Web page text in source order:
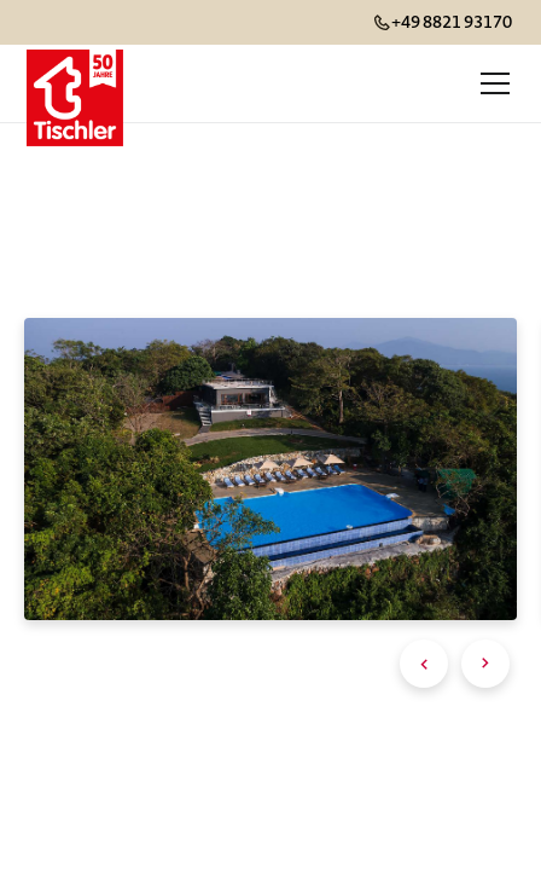
+49 8821 93170